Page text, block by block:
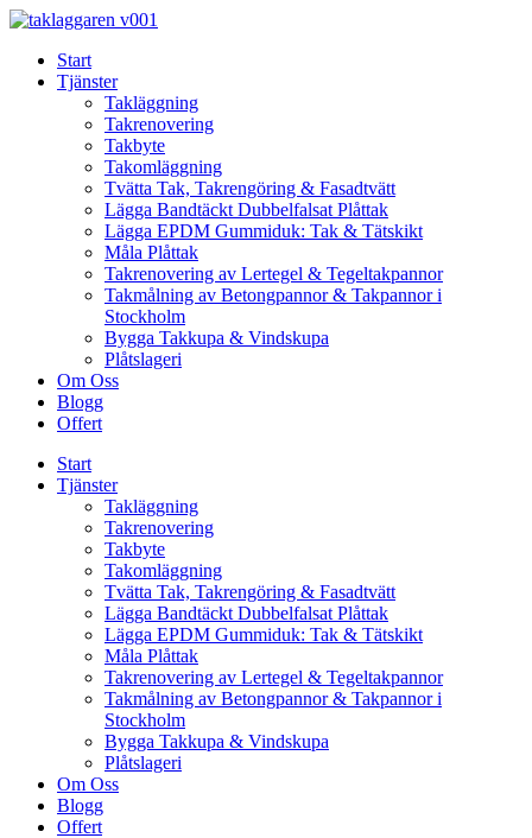
Skip
contentStart
Tjänster
Takläggning
Takrenovering
Takbyte
Takomläggning
Tvätta Tak, Takrengöring & Fasadtvätt
Lägga Bandtäckt Dubbelfalsat Plåttak
Lägga EPDM Gummiduk: Tak & Tätskikt
Måla Plåttak
Takrenovering av Lertegel & Tegeltakpannor
Takmålning av Betongpannor & Takpannor i
Stockholm
Bygga Takkupa & Vindskupa
Plåtslageri
Om Oss
Blogg
Offert
Start
Tjänster
Takläggning
Takrenovering
Takbyte
Takomläggning
Tvätta Tak, Takrengöring & Fasadtvätt
Lägga Bandtäckt Dubbelfalsat Plåttak
Lägga EPDM Gummiduk: Tak & Tätskikt
Måla Plåttak
Takrenovering av Lertegel & Tegeltakpannor
Takmålning av Betongpannor & Takpannor i
Stockholm
Bygga Takkupa & Vindskupa
Plåtslageri
Om Oss
Blogg
Offert